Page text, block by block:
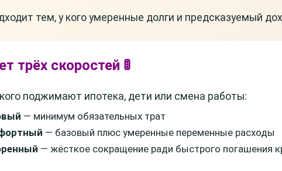
тем, у кого умеренные долги и предсказуемый
трёх скоростей 🚦
поджимают ипотека, дети или смена работы:
— минимум обязательных трат
— базовый плюс умеренные переменные расходы
— жёсткое сокращение ради быстрого погашения